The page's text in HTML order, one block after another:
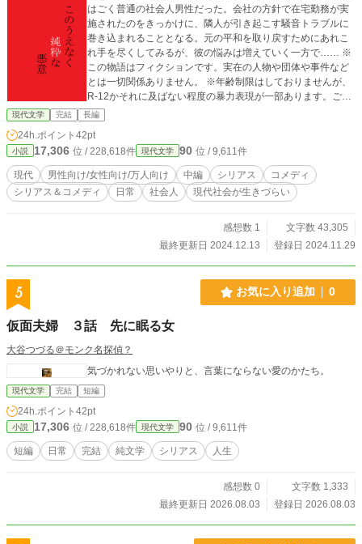
はごく普通の社会人男性だった。会社の方針で在宅勤務が実
施されたのをきっかけに、隣人が引き起こす騒音トラブルに
巻き込まれることとなる。元の平和を取り戻すためにあれこ
れ手を尽くしてみるが、彼の悩みは増えていく一方で…… ※
この物語はフィクションです。実在の人物や団体や事件など
とは一切関係ありません。 ※年齢制限はしておりませんが、
R-12かそれに及ばない程度の暴力表現が一部あります。ご覧
になる際はご注意くださいませ。
現代文学 完結 長編
24h.ポイント 42pt
小説 17,306 位 / 228,618件 現代文学 90 位 / 9,611件
現代 男性向け/女性向け/万人向け 中編 シリアス
コメディ
シリアス＆コメディ
日常 社会人 現代社会が生きづらい
感想数 1
文字数 43,305
最終更新日 2024.12.13
登録日 2024.11.29
5 お気に入り追加 0
仮面夫婦 ３話 先に眠る女
大谷つづる＠モンク名探偵？
気づかれない思いやりと、言葉にならない愛のかたち。
現代文学 完結 短編
24h.ポイント 42pt
小説 17,306 位 / 228,618件 現代文学 90 位 / 9,611件
短編 日常 完結 純文学 シリアス 人生
感想数 0
文字数 1,333
最終更新日 2026.08.03
登録日 2026.08.03